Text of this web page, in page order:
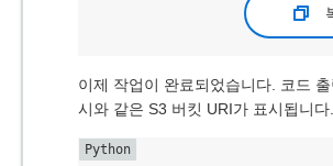
이제 작업이 완료되었습니다. 코드
시와 같은 S3 버킷 URI가 표시됩니다.